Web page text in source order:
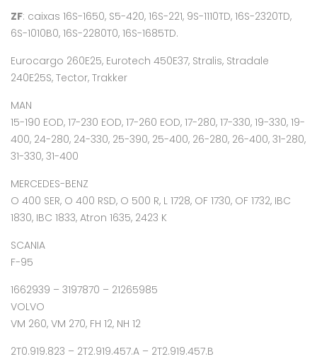
ZF: caixas 16S-1650, S5-420, 16S-221, 9S-1110TD, 16S-2320TD,
6S-1010B0, 16S-2280T0, 16S-1685TD.
Eurocargo 260E25, Eurotech 450E37, Stralis, Stradale
240E25S, Tector, Trakker
MAN
15-190 EOD, 17-230 EOD, 17-260 EOD, 17-280, 17-330, 19-330, 19-
400, 24-280, 24-330, 25-390, 25-400, 26-280, 26-400, 31-280,
31-330, 31-400
MERCEDES-BENZ
O 400 SER, O 400 RSD, O 500 R, L 1728, OF 1730, OF 1732, IBC
1830, IBC 1833, Atron 1635, 2423 K
SCANIA
F-95
1662939 – 3197870 – 21265985
VOLVO
VM 260, VM 270, FH 12, NH 12
2T0.919.823 – 2T2.919.457.A – 2T2.919.457.B